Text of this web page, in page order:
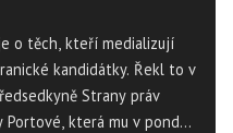
o těch, kteří medializují
kandidátky. Řekl to v
Strany práv
Portové, která mu v pondělí